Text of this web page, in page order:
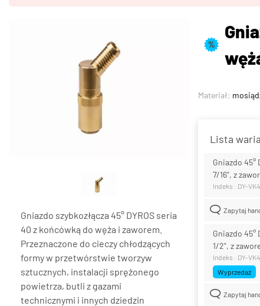
Gniazdo szybkozłącza 45° DYROS seria
40 z końcówką do węża i zaworem.
Przeznaczone do cieczy chłodzących
formy w przetwórstwie tworzyw
sztucznych, instalacji sprężonego
powietrza, butli z gazami
technicznymi i innych dziedzin
%
Materiał:
Lista
Gniazdo 45°
7/16", z
Indeks : DY-
Zapytaj
Gniazdo 45°
1/2", z
Indeks : DY-
Wyprzedaż
Zapytaj